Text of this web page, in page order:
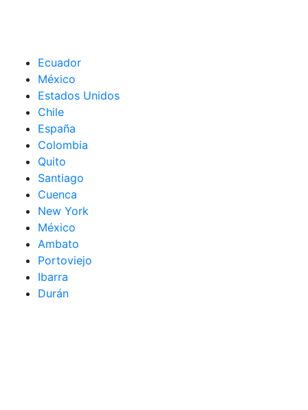
Ecuador
México
Estados Unidos
Chile
España
Colombia
Quito
Santiago
Cuenca
New York
México
Ambato
Portoviejo
Ibarra
Durán